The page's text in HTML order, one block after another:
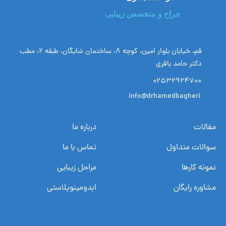
جراح و متخصص زیبایی
قم، خیابان بلوار امین، کوچه ۸، ساختمان شایگان، طبقه ۲، مطب
دکتر حامد باقری
02532924700
info@drhamedbagheri
مقالات
سوالات متداول
نمونه کارها
مشاوره رایگان
درباره ما
تماس با ما
مراحل زیبایی
ابدومینوپلاستی